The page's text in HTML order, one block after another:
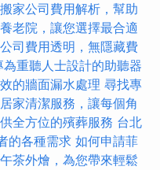
搬家公司費用解析，幫助
老院，讓您選擇最合適
司費用透明，無隱藏費
重聽人士設計的助聽器
的牆面漏水處理 尋找專
居家清潔服務，讓每個角
全方位的殯葬服務 台北
的各種需求 如何申請菲
茶外燴，為您帶來輕鬆